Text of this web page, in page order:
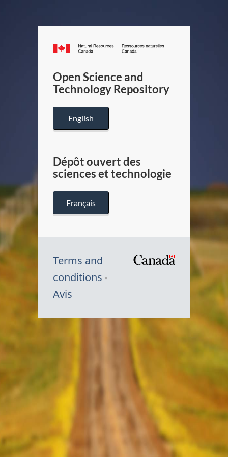
Canada.ca
/
Canada
Open Science and
Technology Repository
English
Dépôt ouvert des
sciences et technologie
Français
Terms and
conditions
Avis
Symbole
Canada